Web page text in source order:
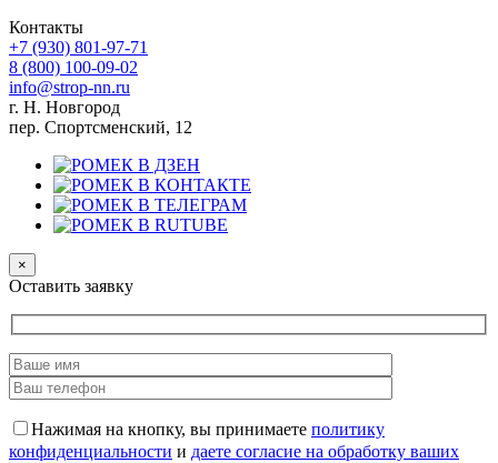
Контакты
+7 (930) 801-97-71
8 (800) 100-09-02
info@strop-nn.ru
г. Н. Новгород
пер. Спортсменский, 12
×
Оставить заявку
Нажимая на кнопку, вы принимаете политику
конфиденциальности и даете согласие на обработку ваших